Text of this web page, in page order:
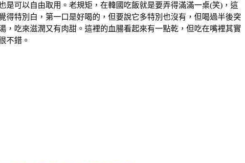
可以自由取用。老規矩，在韓國吃飯就是要弄得滿滿一桌(笑)，這
特別白，第一口是好喝的，但要說它多特別也沒有，但喝過半後突
吃來滋潤又有肉甜。這裡的血腸看起來有一點乾，但吃在嘴裡其實
不錯。